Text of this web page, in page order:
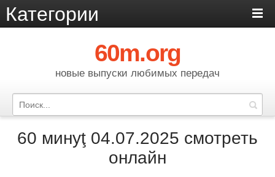
Категории
60m.org
новые выпуски любимых передач
60 минуţ 04.07.2025 смотреть
онлайн